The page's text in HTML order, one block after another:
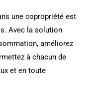
une copropriété est
Avec la solution
améliorez
à chacun de
et en toute